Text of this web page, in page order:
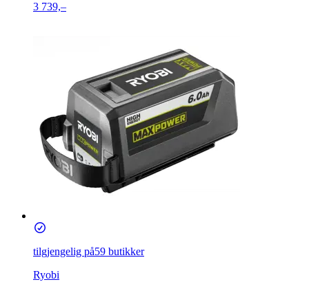
3 739,–
tilgjengelig på59 butikker
Ryobi